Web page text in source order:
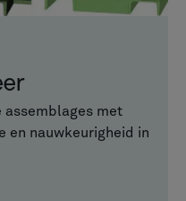
assemblages met
en nauwkeurigheid in